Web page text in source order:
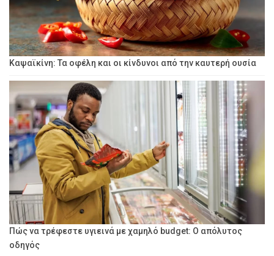
Καψαϊκίνη: Τα οφέλη και οι κίνδυνοι από την καυτερή ουσία
Πώς να τρέφεστε υγιεινά με χαμηλό budget: Ο απόλυτος
οδηγός